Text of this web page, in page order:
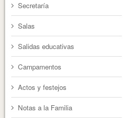
Secretaría
Salas
Salidas educativas
Campamentos
Actos y festejos
Notas a la Familia